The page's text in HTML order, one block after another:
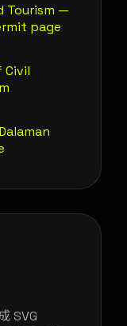
Tourism —
page
Civil
SVG